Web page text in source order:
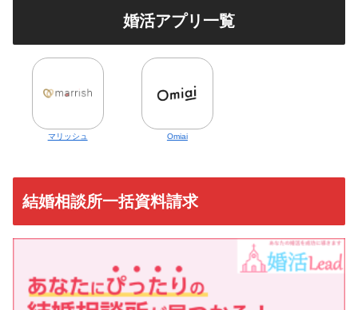
婚活アプリ一覧
マリッシュ Omiai
結婚相談所一括資料請求